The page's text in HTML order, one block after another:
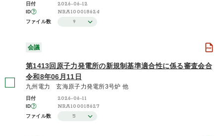
日付 2026-06-12
ID NRA100018624
ファイル数 9
会議
第1413回原子力発電所の新規制基準適合性に係る審査会合
令和8年06月11日
九州電力 玄海原子力発電所3号炉 他
日付 2026-06-11
ID NRA100018627
ファイル数 5